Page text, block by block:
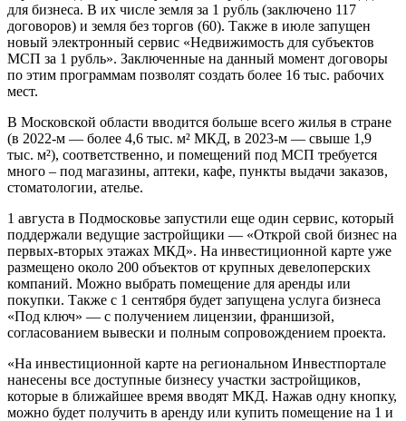
для бизнеса. В их числе земля за 1 рубль (заключено 117
договоров) и земля без торгов (60). Также в июле запущен
новый электронный сервис «Недвижимость для субъектов
МСП за 1 рубль». Заключенные на данный момент договоры
по этим программам позволят создать более 16 тыс. рабочих
мест.
В Московской области вводится больше всего жилья в стране
(в 2022-м — более 4,6 тыс. м² МКД, в 2023-м — свыше 1,9
тыс. м²), соответственно, и помещений под МСП требуется
много – под магазины, аптеки, кафе, пункты выдачи заказов,
стоматологии, ателье.
1 августа в Подмосковье запустили еще один сервис, который
поддержали ведущие застройщики — «Открой свой бизнес на
первых-вторых этажах МКД». На инвестиционной карте уже
размещено около 200 объектов от крупных девелоперских
компаний. Можно выбрать помещение для аренды или
покупки. Также с 1 сентября будет запущена услуга бизнеса
«Под ключ» — с получением лицензии, франшизой,
согласованием вывески и полным сопровождением проекта.
«На инвестиционной карте на региональном Инвестпортале
нанесены все доступные бизнесу участки застройщиков,
которые в ближайшее время вводят МКД. Нажав одну кнопку,
можно будет получить в аренду или купить помещение на 1 и